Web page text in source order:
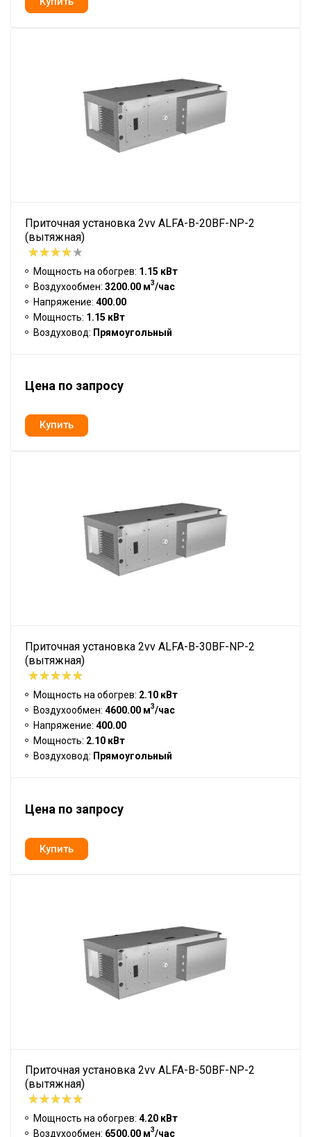
Приточная установка 2vv ALFA-B-20BF-NP-2
(вытяжная)
Мощность на обогрев: 1.15 кВт
Воздухообмен: 3200.00 м3/час
Напряжение: 400.00
Мощность: 1.15 кВт
Воздуховод: Прямоугольный
Цена по запросу
Приточная установка 2vv ALFA-B-30BF-NP-2
(вытяжная)
Мощность на обогрев: 2.10 кВт
Воздухообмен: 4600.00 м3/час
Напряжение: 400.00
Мощность: 2.10 кВт
Воздуховод: Прямоугольный
Цена по запросу
Приточная установка 2vv ALFA-B-50BF-NP-2
(вытяжная)
Мощность на обогрев: 4.20 кВт
Воздухообмен: 6500.00 м3/час